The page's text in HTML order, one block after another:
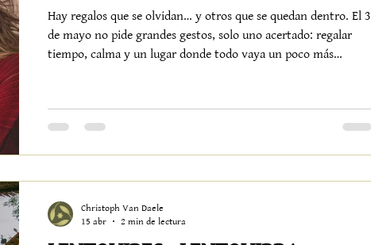
Hay regalos que se olvidan… y otros que se quedan dentro. El 3
de mayo no pide grandes gestos, solo uno acertado: regalar
tiempo, calma y un lugar donde todo vaya un poco más
sorprender a una madre tiene sentido. No por exceso, sino por
intención. Algunas ideas que realmente funcionan: Bono de
Christoph Van Daele
15 abr
2 min de lectura